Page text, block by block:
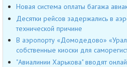
Новая система оплаты багажа
Десятки рейсов задержались в
технической причине
В аэропорту «Домодедово»
собственные киоски для
"Авиалинии Харькова" вводят